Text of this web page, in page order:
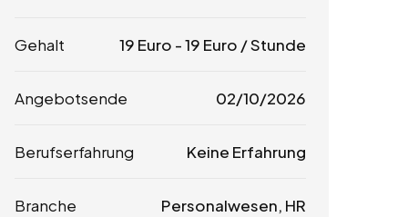
Gehalt 19 Euro -19 Euro / Stunde
Angebotsende 02/10/2026
Berufserfahrung Keine Erfahrung
Branche Personalwesen, HR